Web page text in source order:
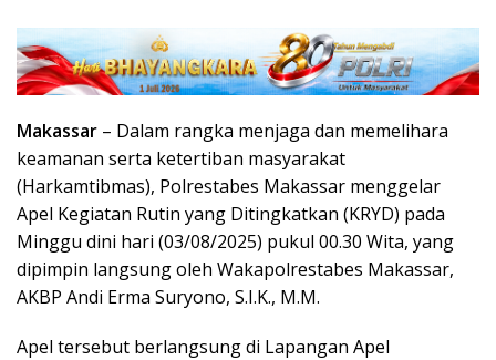
Makassar – Dalam rangka menjaga dan memelihara
keamanan serta ketertiban masyarakat
(Harkamtibmas), Polrestabes Makassar menggelar
Apel Kegiatan Rutin yang Ditingkatkan (KRYD) pada
Minggu dini hari (03/08/2025) pukul 00.30 Wita, yang
dipimpin langsung oleh Wakapolrestabes Makassar,
AKBP Andi Erma Suryono, S.I.K., M.M.
Apel tersebut berlangsung di Lapangan Apel